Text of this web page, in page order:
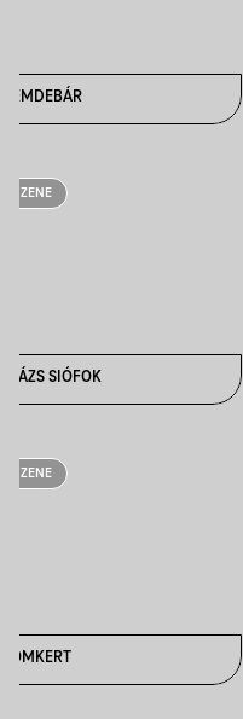
NEMDEBÁR
ZENE
PLÁZS SIÓFOK
ZENE
ROMKERT